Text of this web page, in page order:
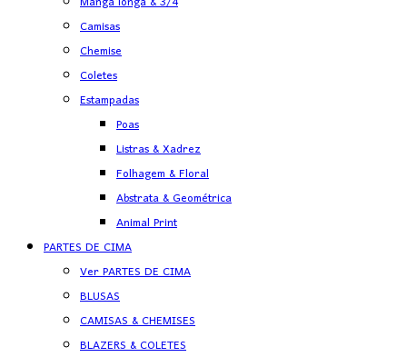
Camisas
Chemise
Coletes
Estampadas
Poas
Listras & Xadrez
Folhagem & Floral
Abstrata & Geométrica
Animal Print
PARTES DE CIMA
Ver PARTES DE CIMA
BLUSAS
CAMISAS & CHEMISES
BLAZERS & COLETES